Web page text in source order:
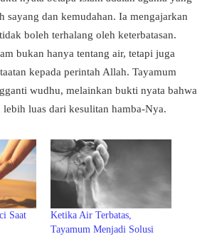
sayang dan kemudahan. Ia mengajarkan
boleh terhalang oleh keterbatasan.
bukan hanya tentang air, tetapi juga
kepada perintah Allah. Tayamum
wudhu, melainkan bukti nyata bahwa
luas dari kesulitan hamba-Nya.
Saat
Ketika Air Terbatas,
Tayamum Menjadi Solusi